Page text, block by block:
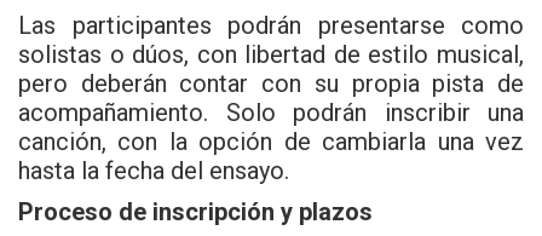
Las participantes podrán presentarse como
solistas o dúos, con libertad de estilo musical,
pero deberán contar con su propia pista de
acompañamiento. Solo podrán inscribir una
canción, con la opción de cambiarla una vez
hasta la fecha del ensayo.
Proceso de inscripción y plazos